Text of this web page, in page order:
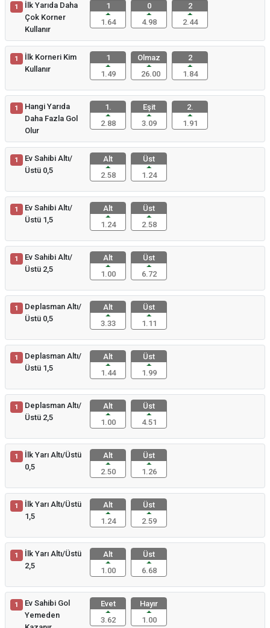
1
İlk Yarıda Daha
Çok Korner
Kullanır
1
1.64
0
4.98
2
2.44
1
İlk Korneri Kim
Kullanır
1
1.49
Olmaz
26.00
2
1.84
1
Hangi Yarıda
Daha Fazla Gol
Olur
1.
2.88
Eşit
3.09
2.
1.91
1
Ev Sahibi Altı/
Üstü 0,5
Alt
2.58
Üst
1.24
1
Ev Sahibi Altı/
Üstü 1,5
Alt
1.24
Üst
2.58
1
Ev Sahibi Altı/
Üstü 2,5
Alt
1.00
Üst
6.72
1
Deplasman Altı/
Üstü 0,5
Alt
3.33
Üst
1.11
1
Deplasman Altı/
Üstü 1,5
Alt
1.44
Üst
1.99
1
Deplasman Altı/
Üstü 2,5
Alt
1.00
Üst
4.51
1
İlk Yarı Altı/Üstü
0,5
Alt
2.50
Üst
1.26
1
İlk Yarı Altı/Üstü
1,5
Alt
1.24
Üst
2.59
1
İlk Yarı Altı/Üstü
2,5
Alt
1.00
Üst
6.68
1
Ev Sahibi Gol
Yemeden
Evet
3.62
Hayır
1.00